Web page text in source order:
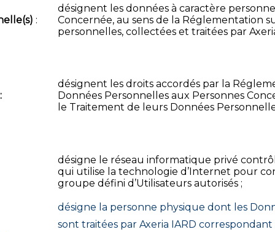
:
désignent les données à caractère
Concernée, au sens de la Réglementation
personnelles, collectées et traitées par
désignent les droits accordés par la
Données Personnelles aux Personnes
le Traitement de leurs Données
désigne le réseau informatique privé
qui utilise la technologie d’Internet pour
groupe défini d’Utilisateurs autorisés ;
désigne la personne physique dont les
sont traitées par Axeria IARD